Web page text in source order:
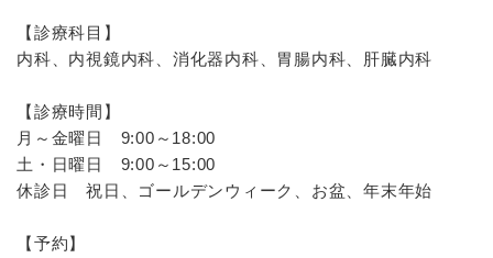
【診療科目】
内科、内視鏡内科、消化器内科、胃腸内科、肝臓内科
【診療時間】
月～金曜日 9:00～18:00
土・日曜日 9:00～15:00
休診日 祝日、ゴールデンウィーク、お盆、年末年始
【予約】